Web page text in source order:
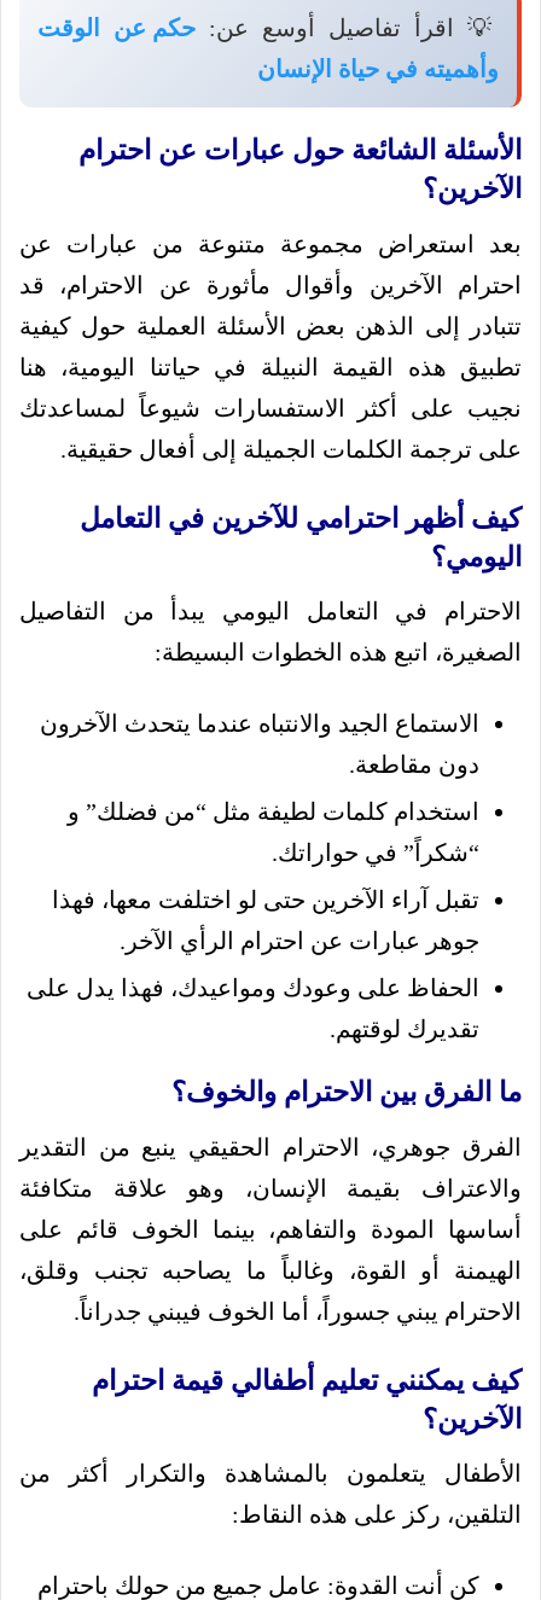
💡 اقرأ تفاصيل أوسع عن: حكم عن الوقت
وأهميته في حياة الإنسان
الأسئلة الشائعة حول عبارات عن احترام
الآخرين؟
بعد استعراض مجموعة متنوعة من عبارات عن
احترام الآخرين وأقوال مأثورة عن الاحترام، قد
تتبادر إلى الذهن بعض الأسئلة العملية حول كيفية
تطبيق هذه القيمة النبيلة في حياتنا اليومية، هنا
نجيب على أكثر الاستفسارات شيوعاً لمساعدتك
على ترجمة الكلمات الجميلة إلى أفعال حقيقية.
كيف أظهر احترامي للآخرين في التعامل
اليومي؟
الاحترام في التعامل اليومي يبدأ من التفاصيل
الصغيرة، اتبع هذه الخطوات البسيطة:
الاستماع الجيد والانتباه عندما يتحدث الآخرون
دون مقاطعة.
استخدام كلمات لطيفة مثل “من فضلك” و
“شكراً” في حواراتك.
تقبل آراء الآخرين حتى لو اختلفت معها، فهذا
جوهر عبارات عن احترام الرأي الآخر.
الحفاظ على وعودك ومواعيدك، فهذا يدل على
تقديرك لوقتهم.
ما الفرق بين الاحترام والخوف؟
الفرق جوهري، الاحترام الحقيقي ينبع من التقدير
والاعتراف بقيمة الإنسان، وهو علاقة متكافئة
أساسها المودة والتفاهم، بينما الخوف قائم على
الهيمنة أو القوة، وغالباً ما يصاحبه تجنب وقلق،
الاحترام يبني جسوراً، أما الخوف فيبني جدراناً.
كيف يمكنني تعليم أطفالي قيمة احترام
الآخرين؟
الأطفال يتعلمون بالمشاهدة والتكرار أكثر من
التلقين، ركز على هذه النقاط:
كن أنت القدوة: عامل جميع من حولك باحترام